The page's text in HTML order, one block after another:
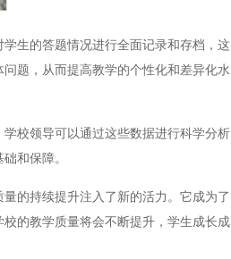
生的答题情况进行全面记录和存档，这
题，从而提高教学的个性化和差异化水
校领导可以通过这些数据进行科学分析
和保障。
的持续提升注入了新的活力。它成为了
的教学质量将会不断提升，学生成长成